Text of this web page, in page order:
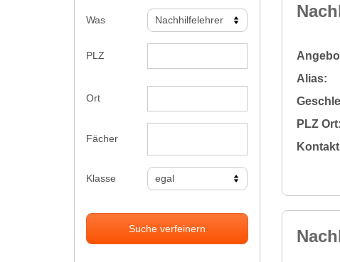
Was
PLZ
Ort
Fächer
Klasse
Suche verfeinern
Alias:
PLZ Ort: